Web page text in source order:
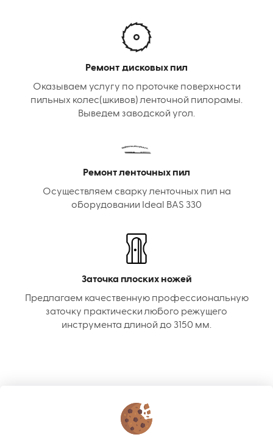
Ремонт дисковых пил
Оказываем услугу по проточке поверхности
пильных колес(шкивов) ленточной пилорамы.
Выведем заводской угол.
Ремонт ленточных пил
Осуществляем сварку ленточных пил на
оборудовании Ideal BAS 330
Заточка плоских ножей
Предлагаем качественную профессиональную
заточку практически любого режущего
инструмента длиной до 3150 мм.